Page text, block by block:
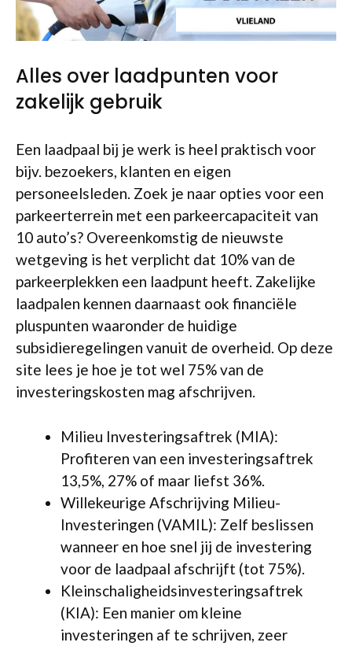
Alles over laadpunten voor
zakelijk gebruik
Een laadpaal bij je werk is heel praktisch voor
bijv. bezoekers, klanten en eigen
personeelsleden. Zoek je naar opties voor een
parkeerterrein met een parkeercapaciteit van
10 auto’s? Overeenkomstig de nieuwste
wetgeving is het verplicht dat 10% van de
parkeerplekken een laadpunt heeft. Zakelijke
laadpalen kennen daarnaast ook financiële
pluspunten waaronder de huidige
subsidieregelingen vanuit de overheid. Op deze
site lees je hoe je tot wel 75% van de
investeringskosten mag afschrijven.
Milieu Investeringsaftrek (MIA):
Profiteren van een investeringsaftrek
13,5%, 27% of maar liefst 36%.
Willekeurige Afschrijving Milieu-
Investeringen (VAMIL): Zelf beslissen
wanneer en hoe snel jij de investering
voor de laadpaal afschrijft (tot 75%).
Kleinschaligheidsinvesteringsaftrek
(KIA): Een manier om kleine
investeringen af te schrijven, zeer